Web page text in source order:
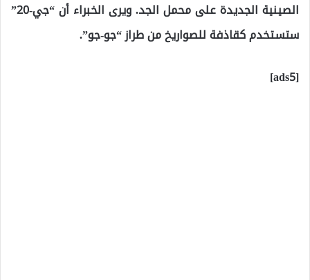
الصينية الجديدة على محمل الجد. ويرى الخبراء أن “جي-20”
ستستخدم كقاذفة للصواريخ من طراز “جو-جو”.
[ads5]